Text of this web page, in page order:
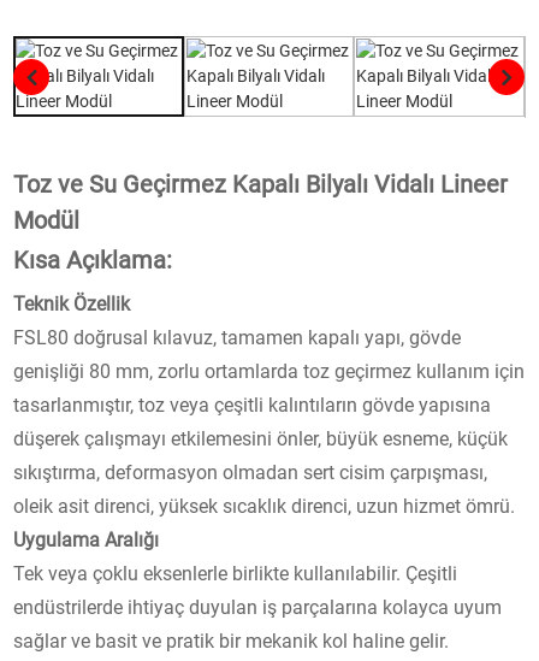
Toz ve Su Geçirmez Kapalı Bilyalı Vidalı Lineer
Modül
Kısa Açıklama:
Teknik Özellik
FSL80 doğrusal kılavuz, tamamen kapalı yapı, gövde
genişliği 80 mm, zorlu ortamlarda toz geçirmez kullanım için
tasarlanmıştır, toz veya çeşitli kalıntıların gövde yapısına
düşerek çalışmayı etkilemesini önler, büyük esneme, küçük
sıkıştırma, deformasyon olmadan sert cisim çarpışması,
oleik asit direnci, yüksek sıcaklık direnci, uzun hizmet ömrü.
Uygulama Aralığı
Tek veya çoklu eksenlerle birlikte kullanılabilir. Çeşitli
endüstrilerde ihtiyaç duyulan iş parçalarına kolayca uyum
sağlar ve basit ve pratik bir mekanik kol haline gelir.